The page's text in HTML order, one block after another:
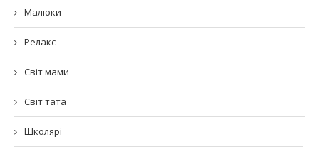
Малюки
Релакс
Світ мами
Світ тата
Школярі